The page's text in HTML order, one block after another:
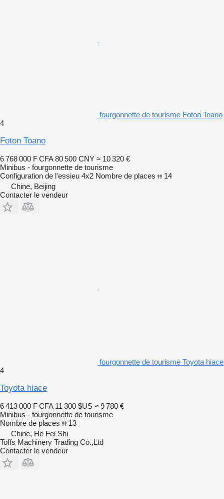
fourgonnette de tourisme Foton Toano
4
Foton Toano
6 768 000 F CFA 80 500 CNY ≈ 10 320 €
Minibus - fourgonnette de tourisme
Configuration de l'essieu 4x2 Nombre de places
14
Chine, Beijing
Contacter le vendeur
fourgonnette de tourisme Toyota hiace
4
Toyota hiace
6 413 000 F CFA 11 300 $US ≈ 9 780 €
Minibus - fourgonnette de tourisme
Nombre de places
13
Chine, He Fei Shi
Toffs Machinery Trading Co.,Ltd
Contacter le vendeur